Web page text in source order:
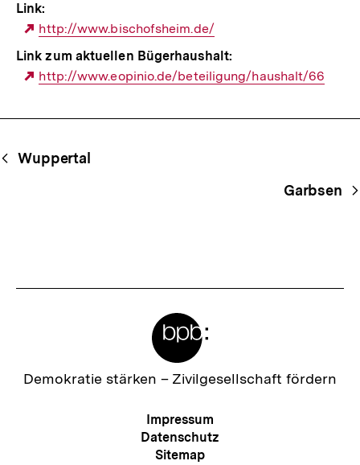
Link:
Externer
http://www.bischofsheim.de/
Link zum aktuellen Bügerhaushalt:
Externer
http://www.eopinio.de/beteiligung/haushalt/66
Begriffsnavigation
Content-
Navigation
Wuppertal
Garbsen
Zur
Demokratie stärken – Zivilgesellschaft fördern
Meta-
Navigation
Impressum
Datenschutz
Sitemap